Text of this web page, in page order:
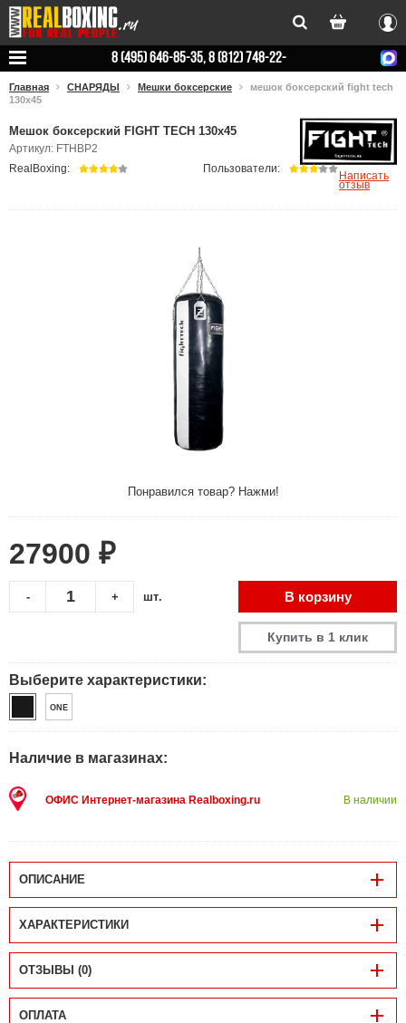
Вход
8 (495) 646-85-35, 8 (812) 748-22-
Главная СНАРЯДЫ Мешки боксерские
мешок боксерский fight tech
130x45
Мешок боксерский FIGHT TECH 130x45
Артикул: FTHBP2
Понравился товар? Нажми!
RealBoxing: Пользователи:
Написать
отзыв
27900 ₽
+
- шт. В корзину
Купить в 1 клик
Выберите характеристики:
ONE
Наличие в магазинах:
ОФИС Интернет-магазина Realboxing.ru В наличии
ОПИСАНИЕ
ХАРАКТЕРИСТИКИ
ОТЗЫВЫ (0)
ОПЛАТА